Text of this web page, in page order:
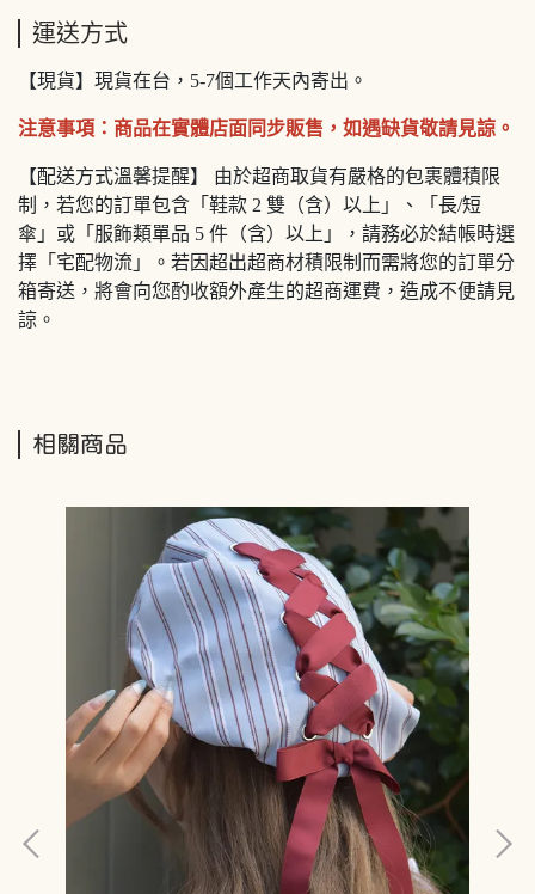
運送方式
【現貨】現貨在台，5-7個工作天內寄出。
注意事項：商品在實體店面同步販售，如遇缺貨敬請見諒。
【配送方式溫馨提醒】 由於超商取貨有嚴格的包裹體積限
制，若您的訂單包含「鞋款 2 雙（含）以上」、「長/短
傘」或「服飾類單品 5 件（含）以上」，請務必於結帳時選
擇「宅配物流」。若因超出超商材積限制而需將您的訂單分
箱寄送，將會向您酌收額外產生的超商運費，造成不便請見
諒。
相關商品